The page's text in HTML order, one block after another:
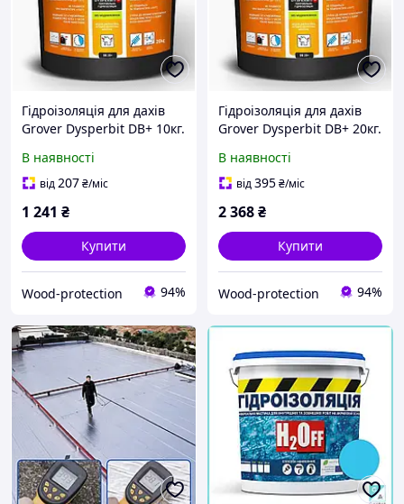
Гідроізоляція для дахів
Grover Dysperbit DB+ 10кг.
В наявності
від207₴/міс
1 241 ₴
Купити
Wood-protection 94%
Гідроізоляція для дахів
Grover Dysperbit DB+ 20кг.
В наявності
від395₴/міс
2 368₴
Купити
Wood-protection 94%